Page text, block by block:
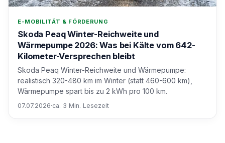
E-MOBILITÄT & FÖRDERUNG
Skoda Peaq Winter-Reichweite und
Wärmepumpe 2026: Was bei Kälte vom 642-
Kilometer-Versprechen bleibt
Skoda Peaq Winter-Reichweite und Wärmepumpe:
realistisch 320-480 km im Winter (statt 460-600 km),
Wärmepumpe spart bis zu 2 kWh pro 100 km.
07.07.2026·ca. 3 Min. Lesezeit